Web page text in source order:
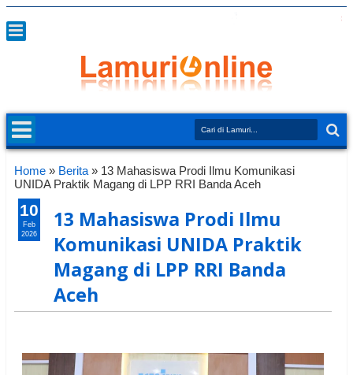
Home » Berita » 13 Mahasiswa Prodi Ilmu Komunikasi
UNIDA Praktik Magang di LPP RRI Banda Aceh
13 Mahasiswa Prodi Ilmu
Komunikasi UNIDA Praktik
Magang di LPP RRI Banda
Aceh
10
Feb
2026